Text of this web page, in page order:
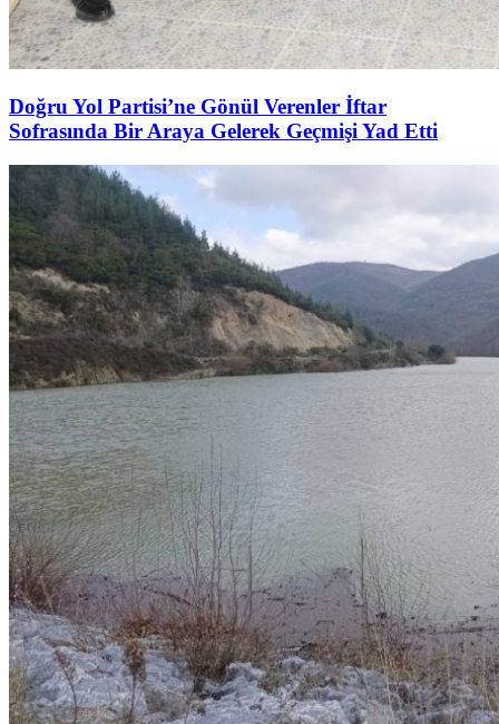
Doğru Yol Partisi’ne Gönül Verenler İftar
Sofrasında Bir Araya Gelerek Geçmişi Yad Etti